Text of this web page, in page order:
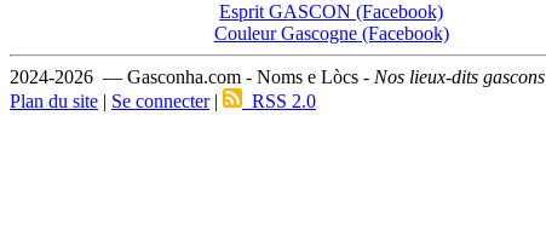
Esprit GASCON (Facebook)
Couleur Gascogne (Facebook)
2024-2026 — Gasconha.com - Noms e Lòcs - Nos lieux-dits gascons
Plan du site | Se connecter| RSS 2.0